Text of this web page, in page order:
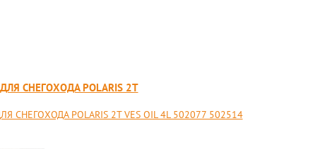
СНЕГОХОДА POLARIS 2T
POLARIS 2T VES OIL 4L 502077 502514